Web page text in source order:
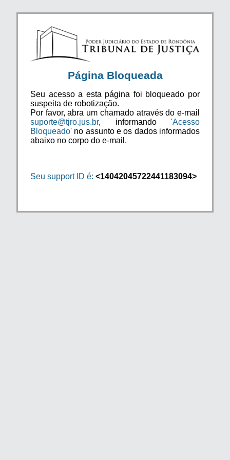
Página Bloqueada
Seu acesso a esta página foi bloqueado por
suspeita de robotização.
Por favor, abra um chamado através do e-mail
suporte@tjro.jus.br, informando 'Acesso
Bloqueado' no assunto e os dados informados
abaixo no corpo do e-mail.
Seu support ID é: <14042045722441183094>